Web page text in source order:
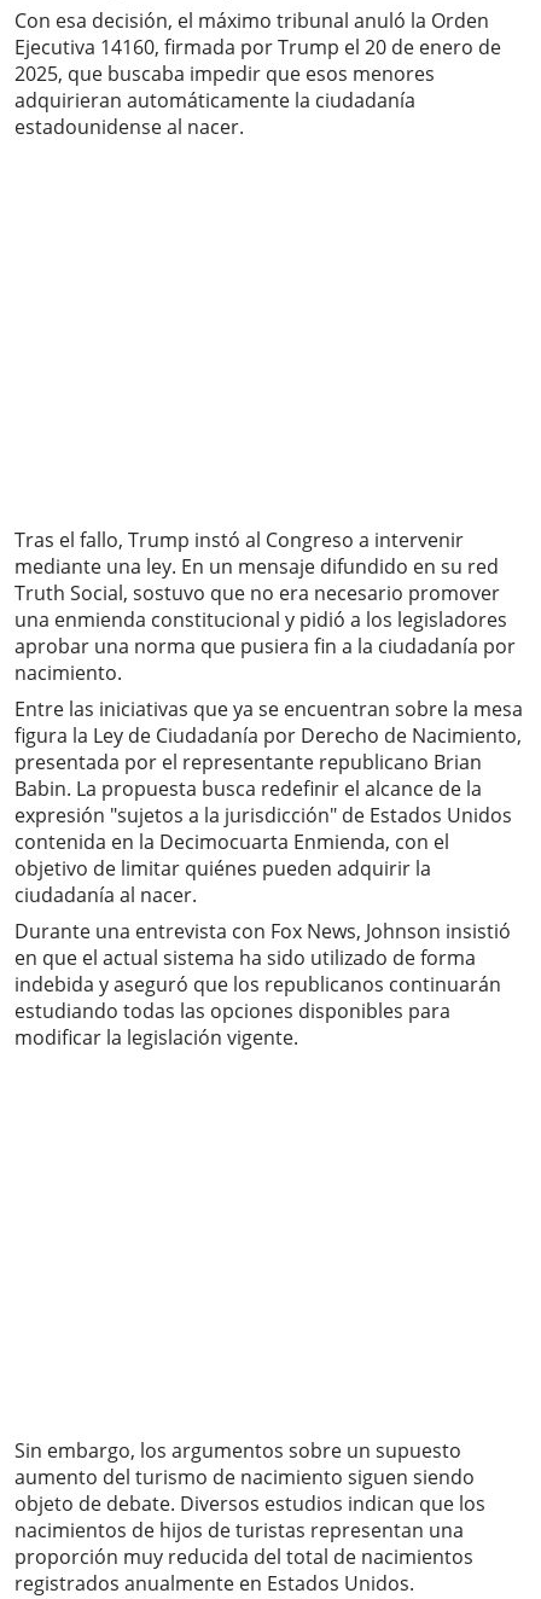
Con esa decisión, el máximo tribunal anuló la Orden
Ejecutiva 14160, firmada por Trump el 20 de enero de
2025, que buscaba impedir que esos menores
adquirieran automáticamente la ciudadanía
estadounidense al nacer.
Tras el fallo, Trump instó al Congreso a intervenir
mediante una ley. En un mensaje difundido en su red
Truth Social, sostuvo que no era necesario promover
una enmienda constitucional y pidió a los legisladores
aprobar una norma que pusiera fin a la ciudadanía por
nacimiento.
Entre las iniciativas que ya se encuentran sobre la mesa
figura la Ley de Ciudadanía por Derecho de Nacimiento,
presentada por el representante republicano Brian
Babin. La propuesta busca redefinir el alcance de la
expresión "sujetos a la jurisdicción" de Estados Unidos
contenida en la Decimocuarta Enmienda, con el
objetivo de limitar quiénes pueden adquirir la
ciudadanía al nacer.
Durante una entrevista con Fox News, Johnson insistió
en que el actual sistema ha sido utilizado de forma
indebida y aseguró que los republicanos continuarán
estudiando todas las opciones disponibles para
modificar la legislación vigente.
Sin embargo, los argumentos sobre un supuesto
aumento del turismo de nacimiento siguen siendo
objeto de debate. Diversos estudios indican que los
nacimientos de hijos de turistas representan una
proporción muy reducida del total de nacimientos
registrados anualmente en Estados Unidos.